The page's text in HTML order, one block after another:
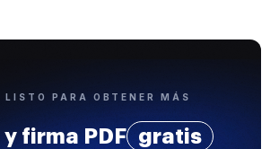
LISTO PARA OBTENER MÁS
y firma PDF gratis